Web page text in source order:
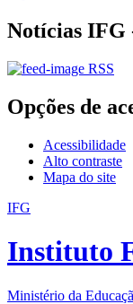
Notícias IFG
RSS
Opções de
Acessibilidade
Alto contraste
Mapa do site
IFG
Instituto
Ministério da